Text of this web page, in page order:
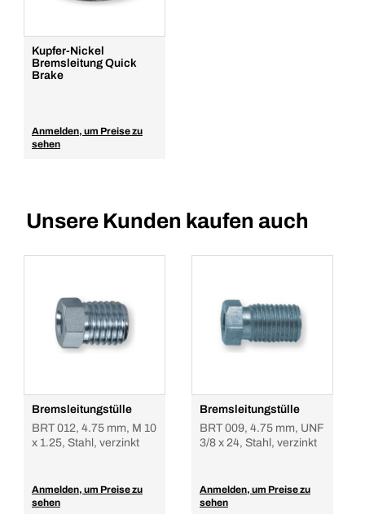
Kupfer-Nickel
Bremsleitung Quick
Brake
Anmelden, um Preise zu
sehen
Unsere Kunden kaufen auch
Bremsleitungstülle
BRT 012, 4.75 mm, M 10
x 1.25, Stahl, verzinkt
Anmelden, um Preise zu
sehen
Bremsleitungstülle
BRT 009, 4.75 mm, UNF
3/8 x 24, Stahl, verzinkt
Anmelden, um Preise zu
sehen